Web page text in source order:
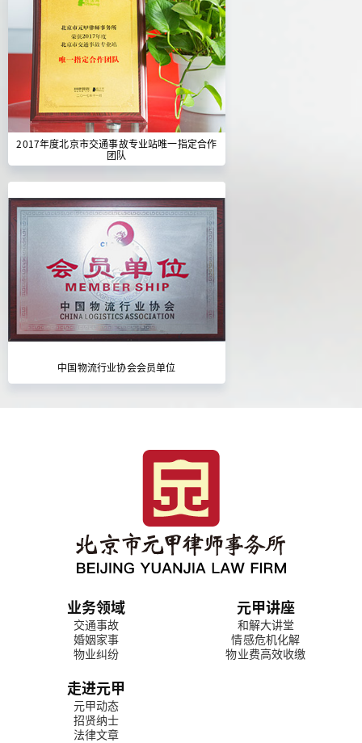
2017年度北京市交通事故专业站唯一指定合作
团队
中国物流行业协会会员单位
业务领域
交通事故
婚姻家事
物业纠纷
元甲讲座
和解大讲堂
情感危机化解
物业费高效收缴
走进元甲
元甲动态
招贤纳士
法律文章